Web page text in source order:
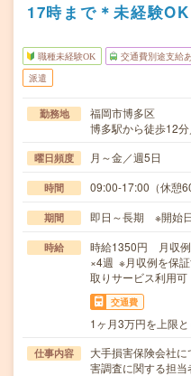
17時まで＊未経験
職種未経験OK 交通費別途支給
派遣
勤務地
福岡市博多区
博多駅から徒歩12
曜日頻度 月～金／週5日
時間 09:00-17:00（休憩
期間 即日～長期 ※開始
時給
時給1350円 月収例
×4週 ※月収例を保
取りサービス利用可
交通費
1ヶ月3万円を上限
仕事内容
大手損害保険会社
害調査に関する担